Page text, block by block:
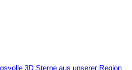
3D Sterne aus unserer Region